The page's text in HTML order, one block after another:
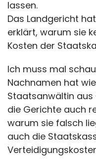
lassen.
Das Landgericht
erklärt, warum sie
Kosten der
Ich muss mal
Nachnamen hat
Staatsanwältin aus
die Gerichte auch
warum sie falsch
auch die